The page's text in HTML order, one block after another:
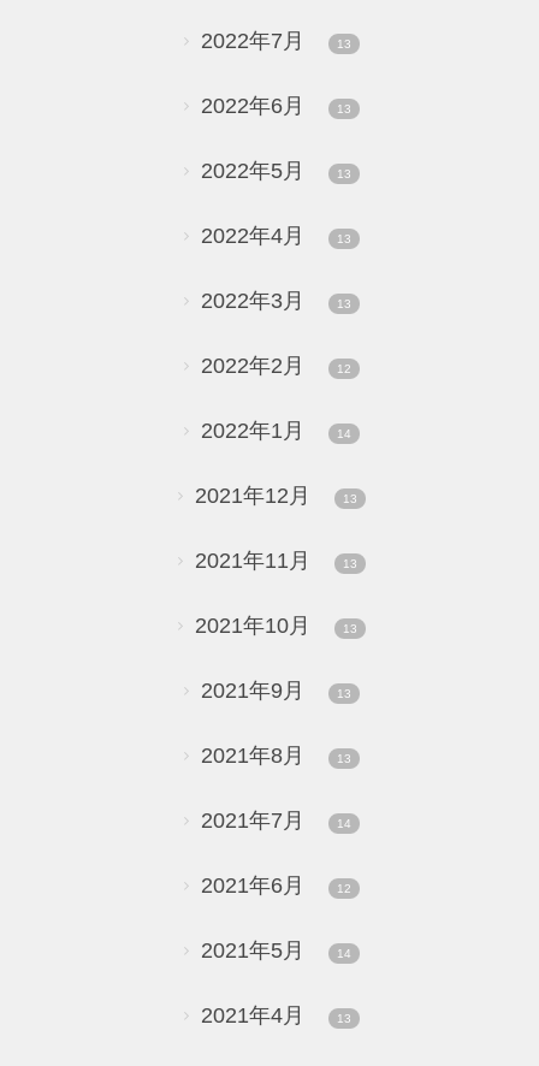
2022年7月 13
2022年6月 13
2022年5月 13
2022年4月 13
2022年3月 13
2022年2月 12
2022年1月 14
2021年12月 13
2021年11月 13
2021年10月 13
2021年9月 13
2021年8月 13
2021年7月 14
2021年6月 12
2021年5月 14
2021年4月 13